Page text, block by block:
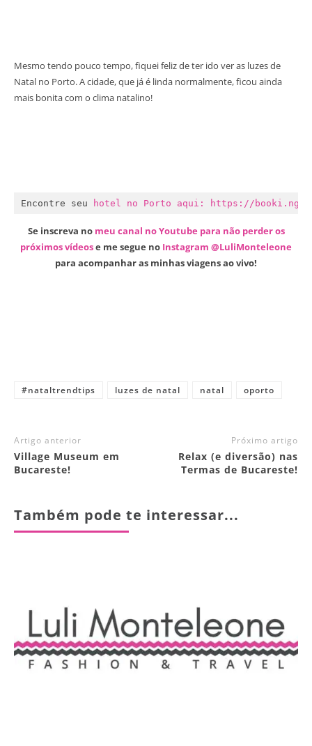
Mesmo tendo pouco tempo, fiquei feliz de ter ido ver as luzes de
Natal no Porto. A cidade, que já é linda normalmente, ficou ainda
mais bonita com o clima natalino!
Encontre seu hotel no Porto aqui: https://booki.ng/
Se inscreva no meu canal no Youtube para não perder os
próximos vídeose me segue no Instagram @LuliMonteleone
para acompanhar as minhas viagens ao vivo!
#nataltrendtips luzes de natal natal oporto
Artigo anterior
Village Museum em
Bucareste!
Próximo artigo
Relax (e diversão) nas
Termas de Bucareste!
Também pode te interessar...